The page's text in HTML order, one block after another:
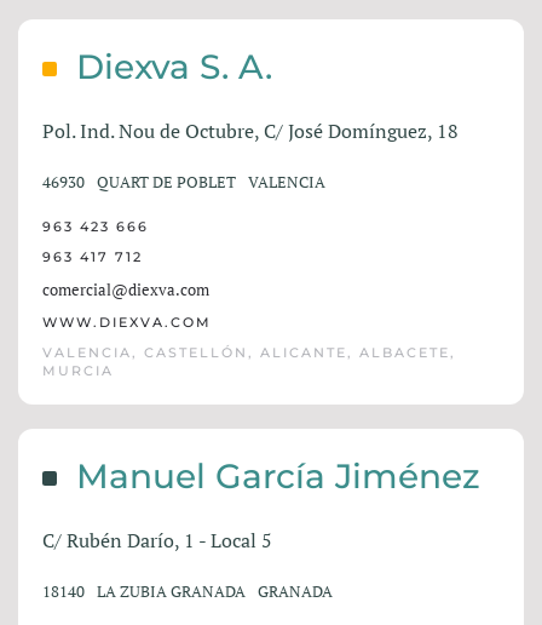
Diexva S. A.
Pol. Ind. Nou de Octubre, C/ José Domínguez, 18
46930 QUART DE POBLET VALENCIA
963 423 666
963 417 712
comercial@diexva.com
WWW.DIEXVA.COM
VALENCIA, CASTELLÓN, ALICANTE, ALBACETE,
MURCIA
Manuel García Jiménez
C/ Rubén Darío, 1 - Local 5
18140 LA ZUBIA GRANADA GRANADA